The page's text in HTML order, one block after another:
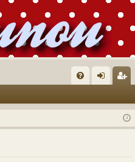
Q ne
xi
nr
eg